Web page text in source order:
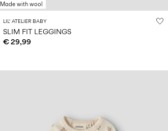
Made with wool
LIL' ATELIER BABY
SLIM FIT LEGGINGS
€ 29,99